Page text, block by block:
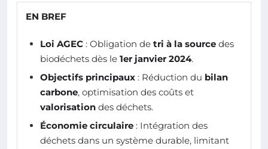
EN BREF
Loi AGEC : Obligation de tri à la source des
biodéchets dès le 1er janvier 2024.
Objectifs principaux : Réduction du bilan
carbone, optimisation des coûts et
valorisation des déchets.
Économie circulaire : Intégration des
déchets dans un système durable, limitant